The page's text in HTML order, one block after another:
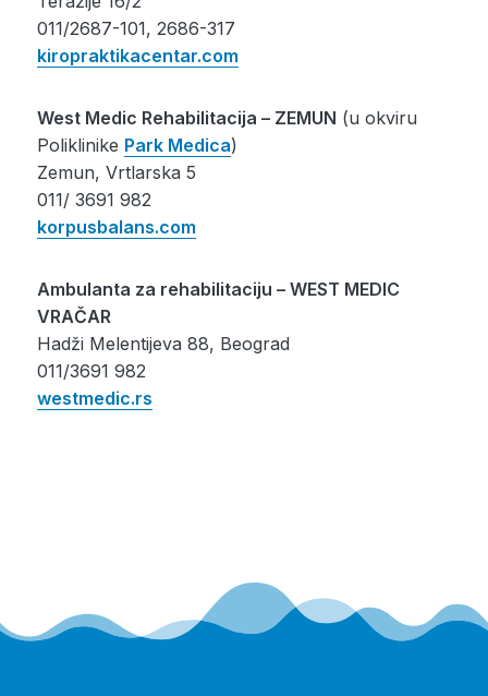
011/2687-101, 2686-317
kiropraktikacentar.com
West Medic Rehabilitacija – ZEMUN (u okviru
Poliklinike Park Medica)
Zemun, Vrtlarska 5
011/ 3691 982
korpusbalans.com
Ambulanta za rehabilitaciju – WEST MEDIC
VRAČAR
Hadži Melentijeva 88, Beograd
011/3691 982
westmedic.rs